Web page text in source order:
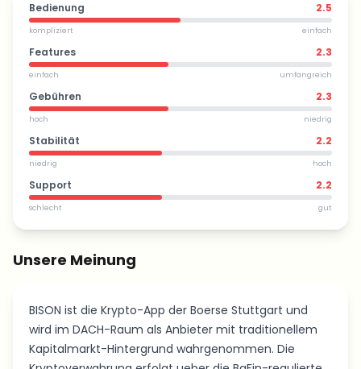
Bedienung 2.5
kompliziert einfach
Features 2.3
einfach umfangreich
Gebühren 2.3
hoch niedrig
Stabilität 2.2
niedrig hoch
Support 2.2
schlecht gut
Unsere Meinung
BISON ist die Krypto-App der Boerse Stuttgart und
wird im DACH-Raum als Anbieter mit traditionellem
Kapitalmarkt-Hintergrund wahrgenommen. Die